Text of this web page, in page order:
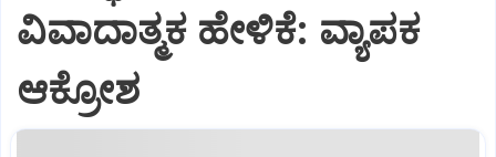
ವಿವಾದಾತ್ಮಕ ಹೇಳಿಕೆ: ವ್ಯಾಪಕ
ಆಕ್ರೋಶ